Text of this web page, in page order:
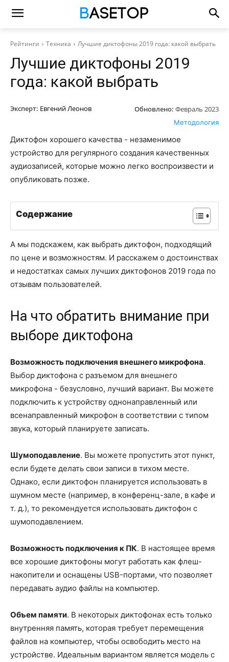
Рейтинги Техника Лучшие диктофоны 2019 года: какой выбрать
Лучшие диктофоны 2019
года: какой выбрать
Эксперт: Евгений Леонов Обновлено: Февраль 2023
Методология
Диктофон хорошего качества - незаменимое
устройство для регулярного создания качественных
аудиозаписей, которые можно легко воспроизвести и
опубликовать позже.
Содержание
А мы подскажем, как выбрать диктофон, подходящий
по цене и возможностям. И расскажем о достоинствах
и недостатках самых лучших диктофонов 2019 года по
отзывам пользователей.
На что обратить внимание при
выборе диктофона
Возможность подключения внешнего микрофона.
Выбор диктофона с разъемом для внешнего
микрофона - безусловно, лучший вариант. Вы можете
подключить к устройству однонаправленный или
всенаправленный микрофон в соответствии с типом
звука, который планируете записать.
Шумоподавление. Вы можете пропустить этот пункт,
если будете делать свои записи в тихом месте.
Однако, если диктофон планируется использовать в
шумном месте (например, в конференц-зале, в кафе и
т. д.), то рекомендуется использовать диктофон с
шумоподавлением.
Возможность подключения к ПК. В настоящее время
все хорошие диктофоны могут работать как флеш-
накопители и оснащены USB-портами, что позволяет
передавать аудио файлы на компьютер.
Объем памяти. В некоторых диктофонах есть только
внутренняя память, которая требует перемещения
файлов на компьютер, чтобы освободить место на
устройстве. Идеальным вариантом является модель с